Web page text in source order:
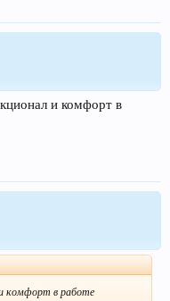
и комфорт в
и комфорт в работе